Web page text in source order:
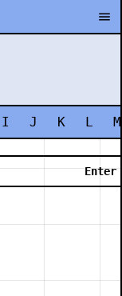
I J K L M